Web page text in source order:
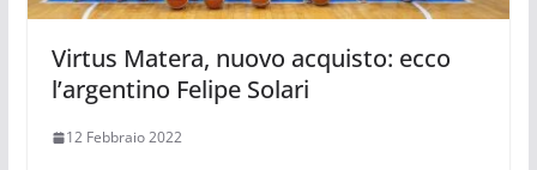
Virtus Matera, nuovo acquisto: ecco
l’argentino Felipe Solari
12 Febbraio 2022